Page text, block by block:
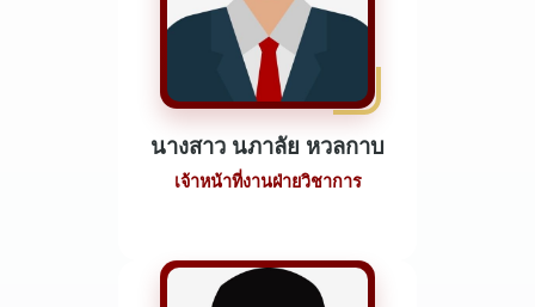
นางสาว นภาลัย หวลกาบ
เจ้าหน้าที่งานฝ่ายวิชาการ